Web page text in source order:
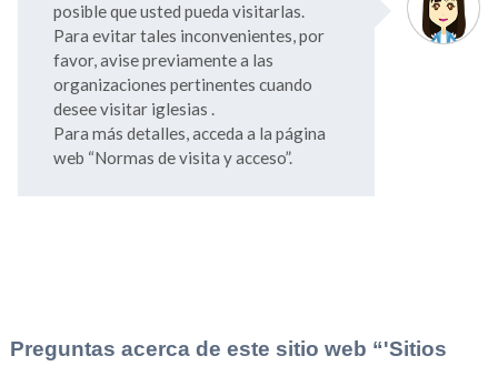
posible que usted pueda visitarlas.
Para evitar tales inconvenientes, por
favor, avise previamente a las
organizaciones pertinentes cuando
desee visitar iglesias .
Para más detalles, acceda a la página
web “Normas de visita y acceso”.
Preguntas acerca de este sitio web “'Sitios